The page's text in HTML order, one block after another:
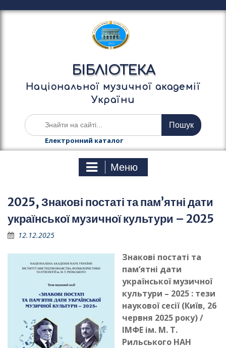
е
у
БІБЛІОТЕКА
Національної музичної академії
України
Ш
у
а
Електронний каталог
Меню
2025, Знакові постаті та пам’ятні дати
української музичної культури – 2025
12.12.2025
Знакові постаті та
пам’ятні дати
української музичної
культури – 2025 : тези
наукової сесії(Київ, 26
червня 2025 року) /
ІМФЕ ім. М. Т.
Рильського НАН